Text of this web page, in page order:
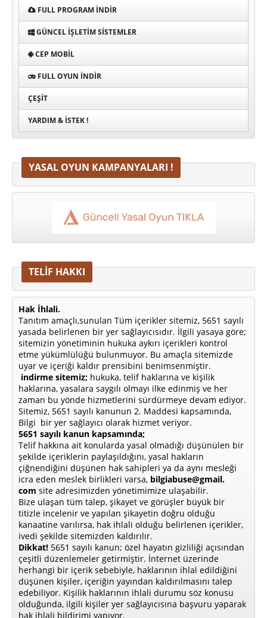
FULL PROGRAM INDIR
GÜNCEL İŞLETIM SISTEMLER
CEP MOBIL
FULL OYUN İNDIR
ÇEŞIT
YARDIM & İSTEK !
YASAL OYUN KAMPANYALARI !
TELİF HAKKI
Hak İhlali.
Tanıtım amaçlı,sunulan Tüm içerikler sitemiz, 5651 sayılı
yasada belirlenen bir yer sağlayıcısıdır. İlgili yasaya göre;
sitemizin yönetiminin hukuka aykırı içerikleri kontrol
etme yükümlülüğü bulunmuyor. Bu amaçla sitemizde
uyar ve içeriği kaldır prensibini benimsenmiştir.
indirme sitemiz; hukuka, telif haklarına ve kişilik
haklarına, yasalara saygılı olmayı ilke edinmiş ve her
zaman bu yönde hizmetlerini sürdürmeye devam ediyor.
Sitemiz, 5651 sayılı kanunun 2. Maddesi kapsamında,
Bilgi bir yer sağlayıcı olarak hizmet veriyor.
5651 sayılı kanun kapsamında;
Telif hakkına ait konularda yasal olmadığı düşünülen bir
şekilde içeriklerin paylaşıldığını, yasal hakların
çiğnendiğini düşünen hak sahipleri ya da aynı mesleği
icra eden meslek birlikleri varsa, bilgiabuse@gmail.
com site adresimizden yönetimimize ulaşabilir.
Bize ulaşan tüm talep, şikayet ve görüşler büyük bir
titizle incelenir ve yapılan şikayetin doğru olduğu
kanaatine varılırsa, hak ihlali olduğu belirlenen içerikler,
ivedi şekilde sitemizden kaldırılır.
Dikkat! 5651 sayılı kanun; özel hayatın gizliliği açısından
çeşitli düzenlemeler getirmiştir. İnternet üzerinde
herhangi bir içerik sebebiyle, haklarının ihlal edildiğini
düşünen kişiler, içeriğin yayından kaldırılmasını talep
edebiliyor. Kişilik haklarının ihlali durumu söz konusu
olduğunda, ilgili kişiler yer sağlayıcısına başvuru yaparak
hak ihlali bildirimi yapıyor.